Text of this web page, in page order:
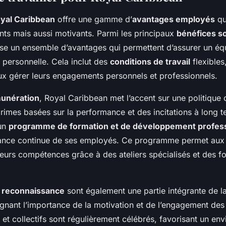
Caribbean offre une gamme d’avantages employés
mais aussi motivants. Parmi les principaux bénéfices
un ensemble d’avantages qui permettent d’assurer un
Cela inclut des conditions de travail
gérer leurs engagements personnels et professionnels.
, Royal Caribbean met l’accent sur une politique
basées sur la performance et des incitations à long
programme de formation et de développement
continue de ses employés. Ce programme permet
compétences grâce à des ateliers spécialisés et des
sont également une partie intégrante de
l’importance de la motivation et de l’engagement
collectifs sont régulièrement célébrés, favorisant un